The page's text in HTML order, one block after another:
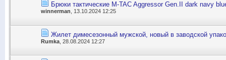
Брюки тактические M-TAC Aggressor Gen.II dark navy
winnerman , 13.10.2024 12:25
Жилет димесезонный мужской, новый в заводской
Rumka , 28.08.2024 12:27